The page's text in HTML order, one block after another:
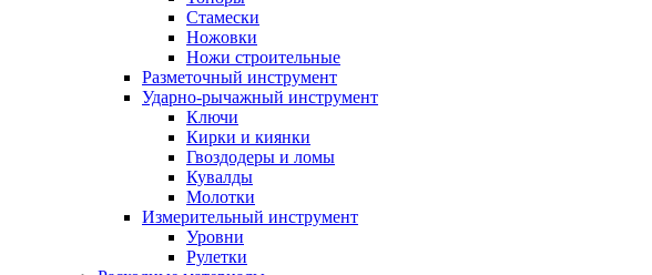
Стамески
Ножовки
Ножи строительные
Разметочный инструмент
Ударно-рычажный инструмент
Ключи
Кирки и киянки
Гвоздодеры и ломы
Кувалды
Молотки
Измерительный инструмент
Уровни
Рулетки